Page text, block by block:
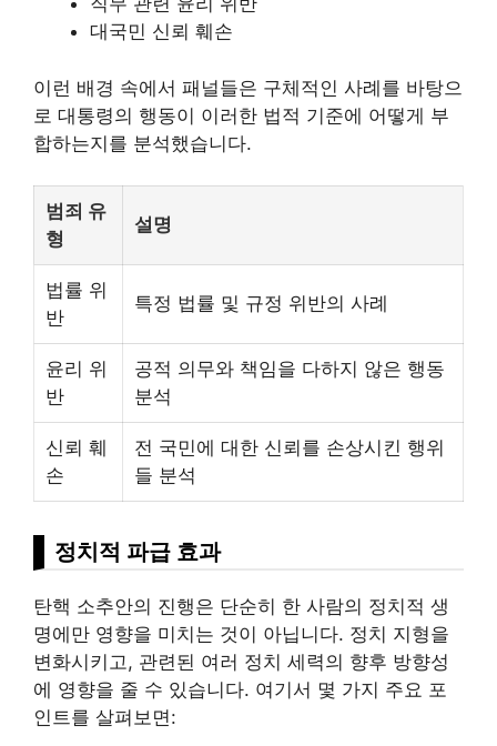
대국민 신뢰 훼손
이런 배경 속에서 패널들은 구체적인 사례를 바탕으
로 대통령의 행동이 이러한 법적 기준에 어떻게 부
합하는지를 분석했습니다.
범죄 유
형
설명
법률 위
반
특정 법률 및 규정 위반의 사례
윤리 위
반
공적 의무와 책임을 다하지 않은 행동
분석
신뢰 훼
손
전 국민에 대한 신뢰를 손상시킨 행위
들 분석
정치적 파급 효과
탄핵 소추안의 진행은 단순히 한 사람의 정치적 생
명에만 영향을 미치는 것이 아닙니다. 정치 지형을
변화시키고, 관련된 여러 정치 세력의 향후 방향성
에 영향을 줄 수 있습니다. 여기서 몇 가지 주요 포
인트를 살펴보면: